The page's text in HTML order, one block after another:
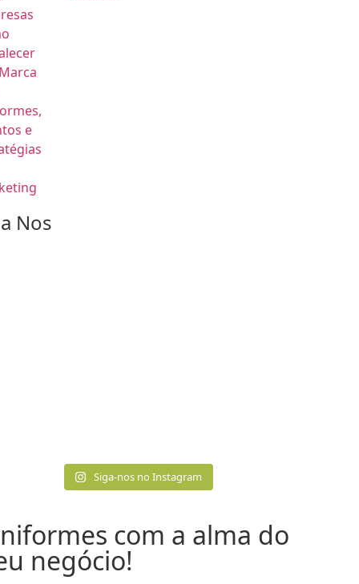
Nos
Siga-nos no Instagram
com a alma do
negócio!​